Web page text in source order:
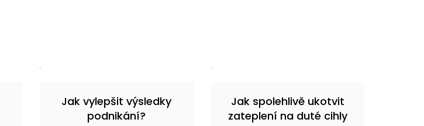
Jak vylepšit výsledky
podnikání?
Jak spolehlivě ukotvit
zateplení na duté cihly